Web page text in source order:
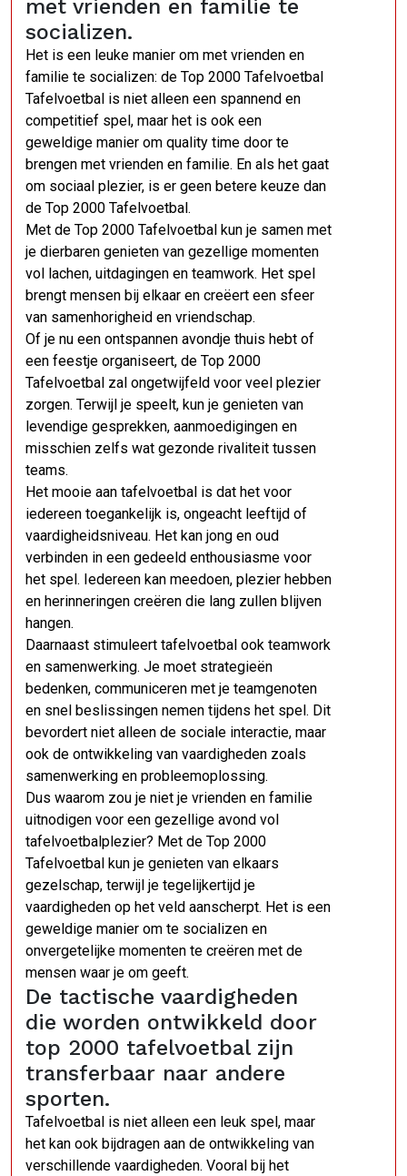
met vrienden en familie te
socializen.
Het is een leuke manier om met vrienden en
familie te socializen: de Top 2000 Tafelvoetbal
Tafelvoetbal is niet alleen een spannend en
competitief spel, maar het is ook een
geweldige manier om quality time door te
brengen met vrienden en familie. En als het gaat
om sociaal plezier, is er geen betere keuze dan
de Top 2000 Tafelvoetbal.
Met de Top 2000 Tafelvoetbal kun je samen met
je dierbaren genieten van gezellige momenten
vol lachen, uitdagingen en teamwork. Het spel
brengt mensen bij elkaar en creëert een sfeer
van samenhorigheid en vriendschap.
Of je nu een ontspannen avondje thuis hebt of
een feestje organiseert, de Top 2000
Tafelvoetbal zal ongetwijfeld voor veel plezier
zorgen. Terwijl je speelt, kun je genieten van
levendige gesprekken, aanmoedigingen en
misschien zelfs wat gezonde rivaliteit tussen
teams.
Het mooie aan tafelvoetbal is dat het voor
iedereen toegankelijk is, ongeacht leeftijd of
vaardigheidsniveau. Het kan jong en oud
verbinden in een gedeeld enthousiasme voor
het spel. Iedereen kan meedoen, plezier hebben
en herinneringen creëren die lang zullen blijven
hangen.
Daarnaast stimuleert tafelvoetbal ook teamwork
en samenwerking. Je moet strategieën
bedenken, communiceren met je teamgenoten
en snel beslissingen nemen tijdens het spel. Dit
bevordert niet alleen de sociale interactie, maar
ook de ontwikkeling van vaardigheden zoals
samenwerking en probleemoplossing.
Dus waarom zou je niet je vrienden en familie
uitnodigen voor een gezellige avond vol
tafelvoetbalplezier? Met de Top 2000
Tafelvoetbal kun je genieten van elkaars
gezelschap, terwijl je tegelijkertijd je
vaardigheden op het veld aanscherpt. Het is een
geweldige manier om te socializen en
onvergetelijke momenten te creëren met de
mensen waar je om geeft.
De tactische vaardigheden
die worden ontwikkeld door
top 2000 tafelvoetbal zijn
transferbaar naar andere
sporten.
Tafelvoetbal is niet alleen een leuk spel, maar
het kan ook bijdragen aan de ontwikkeling van
verschillende vaardigheden. Vooral bij het